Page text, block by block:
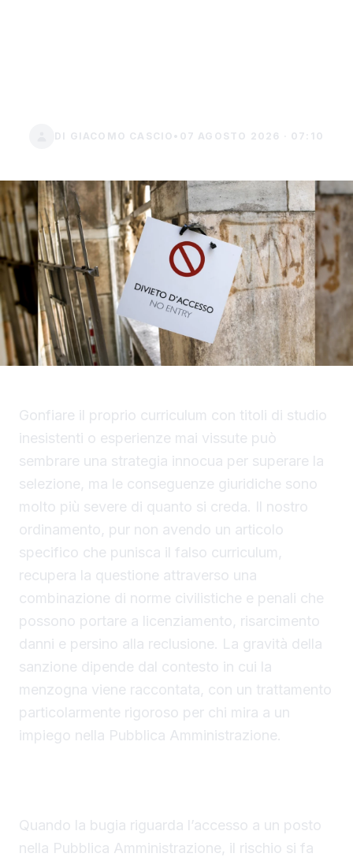
DI GIACOMO CASCIO • 07 AGOSTO 2026 · 07:10
Gonfiare il proprio curriculum con titoli di studio
inesistenti o esperienze mai vissute può
sembrare una strategia innocua per superare la
selezione, ma le conseguenze giuridiche sono
molto più severe di quanto si creda. Il nostro
ordinamento, pur non avendo un articolo
specifico che punisca il falso curriculum,
recupera la questione attraverso una
combinazione di norme civilistiche e penali che
possono portare a licenziamento, risarcimento
danni e persino alla reclusione. La gravità della
sanzione dipende dal contesto in cui la
menzogna viene raccontata, con un trattamento
particolarmente rigoroso per chi mira a un
impiego nella Pubblica Amministrazione.
Quando la bugia riguarda l’accesso a un posto
nella Pubblica Amministrazione, il rischio si fa